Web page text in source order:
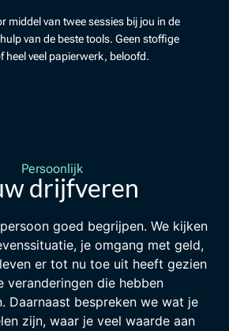
middel van twee sessies bij jou in de
van de beste tools. Geen stoffige
heel veel papierwerk, beloofd.
Persoonlijk
drijfveren
goed begrijpen. We kijken
je omgang met geld,
er tot nu toe uit heeft gezien
veranderingen die hebben
Daarnaast bespreken we wat je
zijn, waar je veel waarde aan